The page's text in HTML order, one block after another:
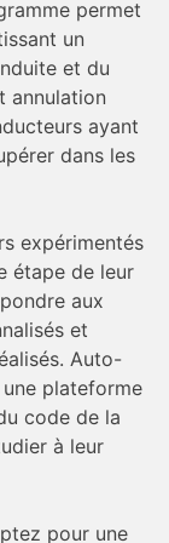
permet
un
et du
annulation
ayant
dans les
expérimentés
étape de leur
aux
et
Auto-
plateforme
code de la
à leur
pour une